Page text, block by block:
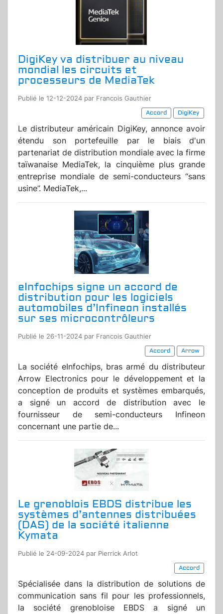
DigiKey va distribuer au niveau
mondial les circuits et
processeurs de MediaTek
Publié le 12-12-2024 par Francois Gauthier
Accord
DigiKey
Le distributeur américain DigiKey, annonce avoir
étendu son portefeuille par le biais d'un
partenariat de distribution mondiale avec la firme
taïwanaise MediaTek, la cinquième plus grande
entreprise mondiale de semi-conducteurs “sans
usine”. MediaTek,...
eInfochips signe un accord de
distribution pour les logiciels
automobiles d’Infineon installés
sur ses microcontrôleurs
Publié le 26-11-2024 par Francois Gauthier
Accord
Arrow
La société eInfochips, bras armé du distributeur
Arrow Electronics pour le développement et la
conception de produits et systèmes embarqués,
a signé un accord de distribution avec le
fournisseur de semi-conducteurs Infineon
concernant une partie de...
Le grenoblois EBDS distribue les
systèmes d’antennes distribuées
(DAS) de la société italienne
Kymata
Publié le 24-09-2024 par Pierrick Arlot
Accord
Spécialisée dans la distribution de solutions de
communication sans fil pour les professionnels,
la société grenobloise EBDS a signé un